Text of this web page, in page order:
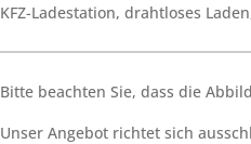
KFZ-Ladestation, drahtloses
Bitte beachten Sie, dass die
Unser Angebot richtet sich